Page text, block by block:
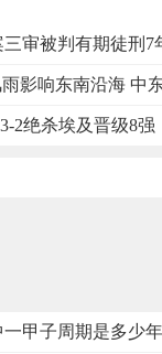
审被判有期徒刑7
影响东南沿海 中
2绝杀埃及晋级8强
甲子周期是多少